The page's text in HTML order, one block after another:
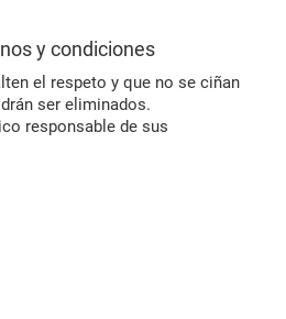
y condiciones
el respeto y que no se ciñan
ser eliminados.
responsable de sus